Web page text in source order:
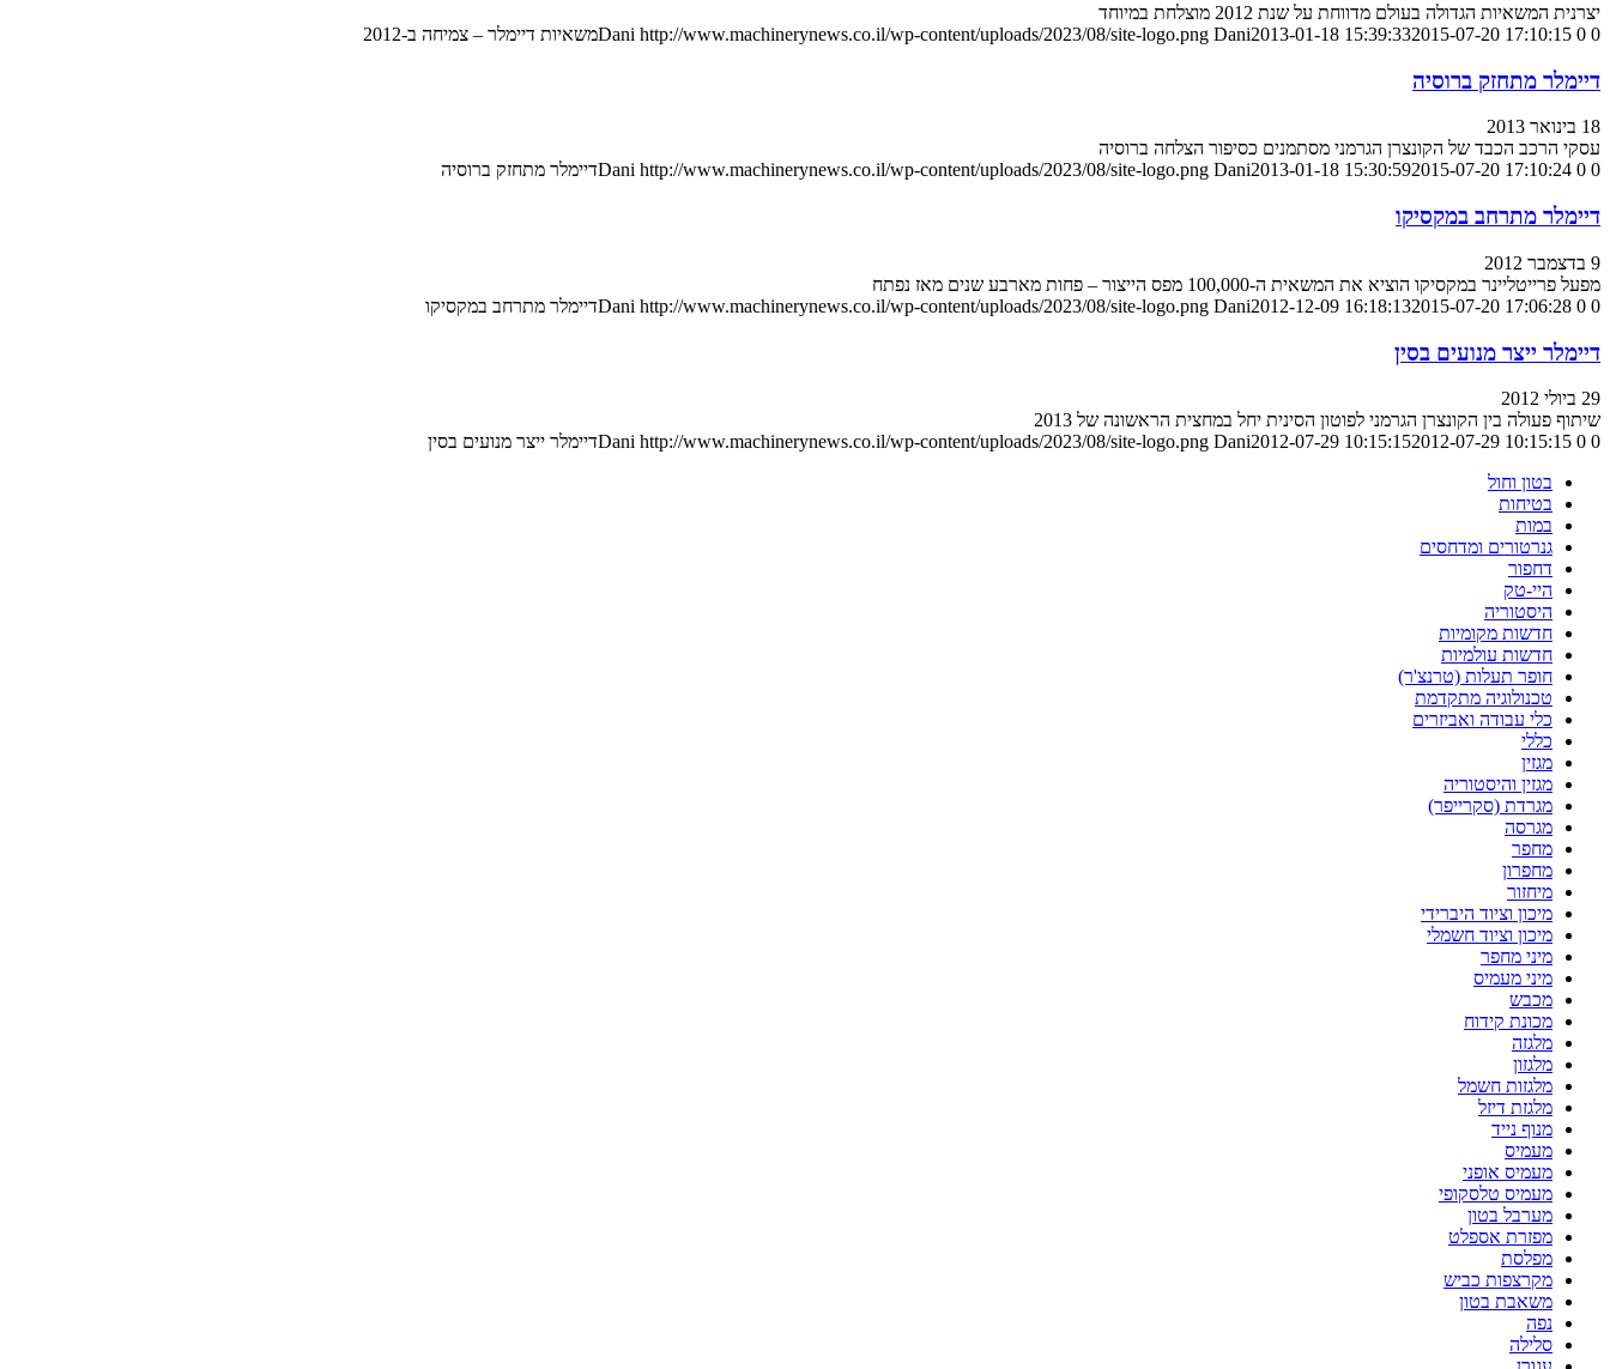
יצרנית המשאיות הגדולה בעולם מדווחת על שנת 2012 מוצלחת במיוחד
0
0
Dani http://www.machinerynews.co.il/wp-content/uploads/2023/08/site-logo.png Dani2013-01-18 15:39:332015-07-20 17:10:15 משאיות דיימלר – צמיחה ב-2012
דיימלר מתחזק ברוסיה
18 בינואר 2013
עסקי הרכב הכבד של הקונצרן הגרמני מסתמנים כסיפור הצלחה ברוסיה
0
0
Dani http://www.machinerynews.co.il/wp-content/uploads/2023/08/site-logo.png Dani2013-01-18 15:30:592015-07-20 17:10:24 דיימלר מתחזק ברוסיה
דיימלר מתרחב במקסיקו
9 בדצמבר 2012
מפעל פרייטליינר במקסיקו הוציא את המשאית ה-100,000 מפס הייצור – פחות מארבע שנים מאז נפתח
0
0
Dani http://www.machinerynews.co.il/wp-content/uploads/2023/08/site-logo.png Dani2012-12-09 16:18:132015-07-20 17:06:28 דיימלר מתרחב במקסיקו
דיימלר ייצר מנועים בסין
29 ביולי 2012
שיתוף פעולה בין הקונצרן הגרמני לפוטון הסינית יחל במחצית הראשונה של 2013
0
0
Dani http://www.machinerynews.co.il/wp-content/uploads/2023/08/site-logo.png Dani2012-07-29 10:15:152012-07-29 10:15:15
דיימלר ייצר מנועים בסין
בטון וחול
בטיחות
במות
גנרטורים ומדחסים
דחפור
היי-טק
היסטוריה
חדשות מקומיות
חדשות עולמיות
חופר תעלות (טרנצ'ר)
טכנולוגיה מתקדמת
כלי עבודה ואביזרים
כללי
מגזין
מגזין והיסטוריה
מגרדת (סקרייפר)
מגרסה
מחפר
מחפרון
מיחזור
מיכון וציוד היברידי
מיכון וציוד חשמלי
מיני מחפר
מיני מעמיס
מכבש
מכונת קידוח
מלגזה
מלגזון
מלגזות חשמל
מלגזת דיזל
מנוף נייד
מעמיס
מעמיס אופני
מעמיס טלסקופי
מערבל בטון
מפזרת אספלט
מפלסת
מקרצפות כביש
משאבת בטון
נפה
סלילה